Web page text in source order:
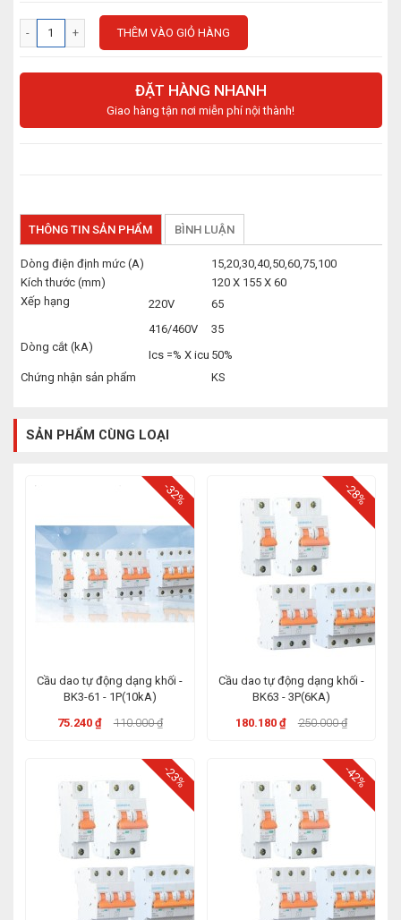
THÊM VÀO GIỎ HÀNG
ĐẶT HÀNG NHANH
Giao hàng tận nơi miễn phí nội thành!
THÔNG TIN SẢN PHẨM BÌNH LUẬN
Dòng điện định mức (A)
15,20,30,40,50,60,75,100
Kích thước (mm)
120 X 155 X 60
Xếp hạng
Dòng cắt (kA)
220V
65
416/460V
35
Ics =% X icu 50%
Chứng nhận sản phẩm
KS
SẢN PHẨM CÙNG LOẠI
-32%
Cầu dao tự động dạng khối -
BK3-61 - 1P(10kA)
75.240 ₫
110.000 ₫
-28%
Cầu dao tự động dạng khối -
BK63 - 3P(6KA)
180.180 ₫
250.000 ₫
-23% -42%